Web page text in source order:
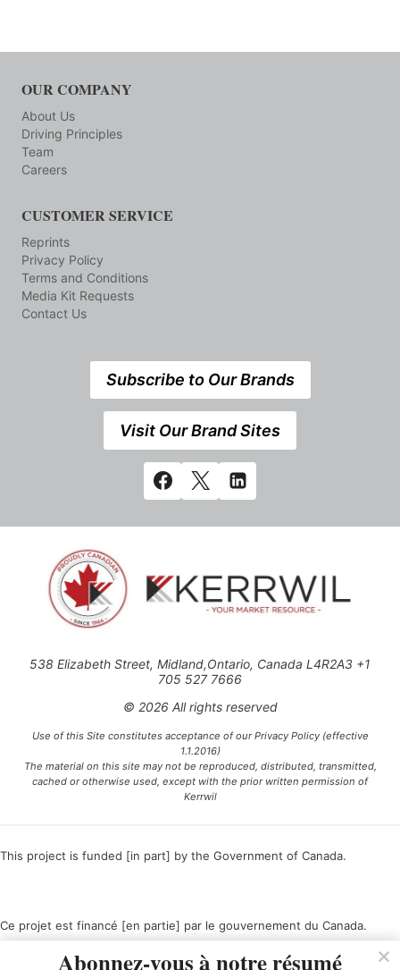
OUR COMPANY
About Us
Driving Principles
Team
Careers
CUSTOMER SERVICE
Reprints
Privacy Policy
Terms and Conditions
Media Kit Requests
Contact Us
Subscribe to Our Brands
Visit Our Brand Sites
538 Elizabeth Street, Midland,Ontario, Canada L4R2A3 +1
705 527 7666
© 2026 All rights reserved
Use of this Site constitutes acceptance of our Privacy Policy (effective
1.1.2016)
The material on this site may not be reproduced, distributed, transmitted,
cached or otherwise used, except with the prior written permission of
Kerrwil
This project is funded [in part] by the Government of Canada.
Ce projet est financé [en partie] par le gouvernement du Canada.
Abonnez-vous à notre résumé